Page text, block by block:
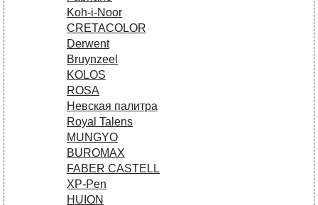
Koh-i-Noor
CRETACOLOR
Derwent
Bruynzeel
KOLOS
ROSA
Невская палитра
Royal Talens
MUNGYO
BUROMAX
FABER CASTELL
XP-Pen
HUION